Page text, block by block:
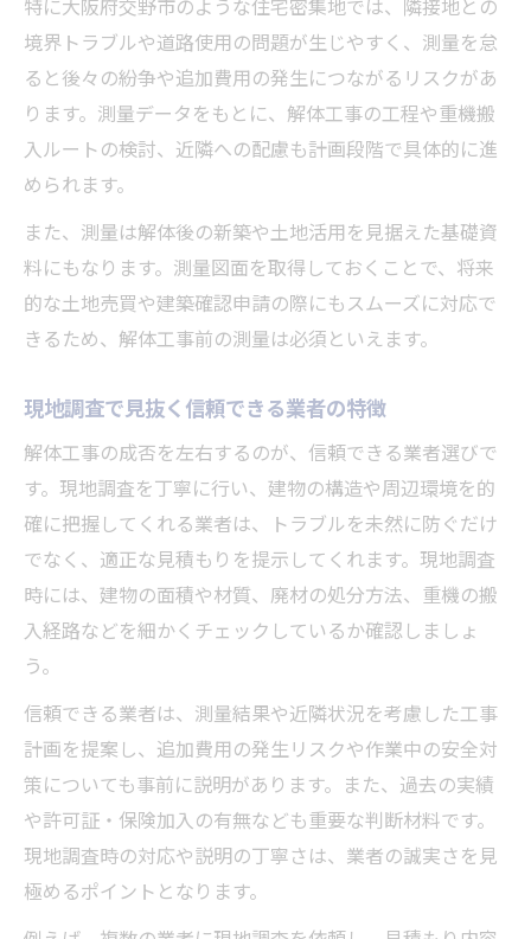
特に大阪府交野市のような住宅密集地では、隣接地との
境界トラブルや道路使用の問題が生じやすく、測量を怠
ると後々の紛争や追加費用の発生につながるリスクがあ
ります。測量データをもとに、解体工事の工程や重機搬
入ルートの検討、近隣への配慮も計画段階で具体的に進
められます。
また、測量は解体後の新築や土地活用を見据えた基礎資
料にもなります。測量図面を取得しておくことで、将来
的な土地売買や建築確認申請の際にもスムーズに対応で
きるため、解体工事前の測量は必須といえます。
現地調査で見抜く信頼できる業者の特徴
解体工事の成否を左右するのが、信頼できる業者選びで
す。現地調査を丁寧に行い、建物の構造や周辺環境を的
確に把握してくれる業者は、トラブルを未然に防ぐだけ
でなく、適正な見積もりを提示してくれます。現地調査
時には、建物の面積や材質、廃材の処分方法、重機の搬
入経路などを細かくチェックしているか確認しましょ
う。
信頼できる業者は、測量結果や近隣状況を考慮した工事
計画を提案し、追加費用の発生リスクや作業中の安全対
策についても事前に説明があります。また、過去の実績
や許可証・保険加入の有無なども重要な判断材料です。
現地調査時の対応や説明の丁寧さは、業者の誠実さを見
極めるポイントとなります。